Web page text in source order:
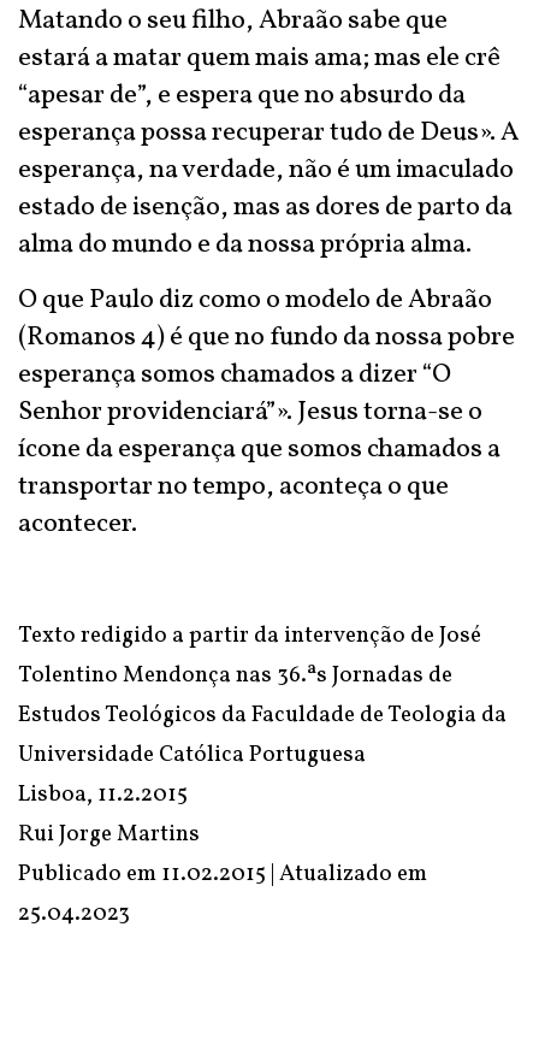
Matando o seu filho, Abraão sabe que
estará a matar quem mais ama; mas ele crê
“apesar de”, e espera que no absurdo da
esperança possa recuperar tudo de Deus». A
esperança, na verdade, não é um imaculado
estado de isenção, mas as dores de parto da
alma do mundo e da nossa própria alma.
O que Paulo diz como o modelo de Abraão
(Romanos 4) é que no fundo da nossa pobre
esperança somos chamados a dizer “O
Senhor providenciará”». Jesus torna-se o
ícone da esperança que somos chamados a
transportar no tempo, aconteça o que
acontecer.
Texto redigido a partir da intervenção de José
Tolentino Mendonça nas 36.ªs Jornadas de
Estudos Teológicos da Faculdade de Teologia da
Universidade Católica Portuguesa
Lisboa, 11.2.2015
Rui Jorge Martins
Publicado em 11.02.2015 | Atualizado em
25.04.2023